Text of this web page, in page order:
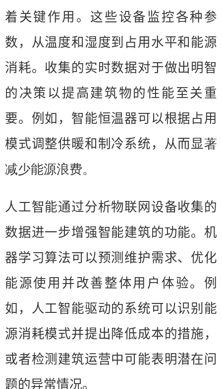
着关键作用。这些设备监控各种参
数，从温度和湿度到占用水平和能源
消耗。收集的实时数据对于做出明智
的决策以提高建筑物的性能至关重
要。例如，智能恒温器可以根据占用
模式调整供暖和制冷系统，从而显著
减少能源浪费。
人工智能通过分析物联网设备收集的
数据进一步增强智能建筑的功能。机
器学习算法可以预测维护需求、优化
能源使用并改善整体用户体验。例
如，人工智能驱动的系统可以识别能
源消耗模式并提出降低成本的措施，
或者检测建筑运营中可能表明潜在问
题的异常情况。